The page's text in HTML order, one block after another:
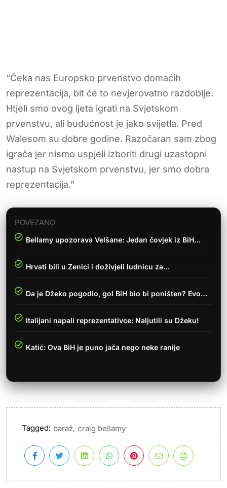
“Čeka nas Europsko prvenstvo domaćih
reprezentacija, bit će to nevjerovatno razdoblje.
Htjeli smo ovog ljeta igrati na Svjetskom
prvenstvu, ali budućnost je jako svijetla. Pred
Walesom su dobre godine. Razočaran sam zbog
igrača jer nismo uspjeli izboriti drugi uzastopni
nastup na Svjetskom prvenstvu, jer smo dobra
reprezentacija.”
POVEZANO
Bellamy upozorava Velšane: Jedan čovjek iz BiH…
Hrvati bili u Zenici i doživjeli ludnicu za…
Da je Džeko pogodio, gol BiH bio bi poništen? Evo…
Italijani napali reprezentativce: Naljutili su Džeku!
Katić: Ova BiH je puno jača nego neke ranije
Tagged: baraž, craig bellamy